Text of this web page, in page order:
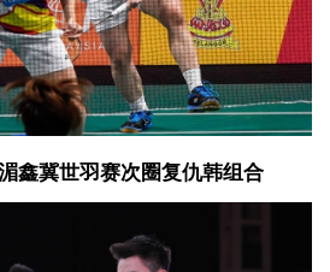
鑫冀世羽赛次圈复仇韩组合